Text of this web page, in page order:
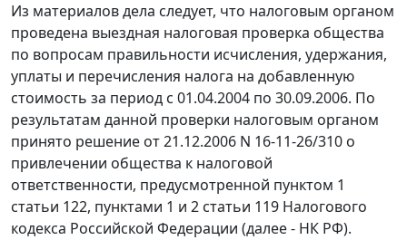
Из материалов дела следует, что налоговым органом
проведена выездная налоговая проверка общества
по вопросам правильности исчисления, удержания,
уплаты и перечисления налога на добавленную
стоимость за период с 01.04.2004 по 30.09.2006. По
результатам данной проверки налоговым органом
принято решение от 21.12.2006 N 16-11-26/310 о
привлечении общества к налоговой
ответственности, предусмотренной пунктом 1
статьи 122, пунктами 1 и 2 статьи 119 Налогового
кодекса Российской Федерации (далее - НК РФ).